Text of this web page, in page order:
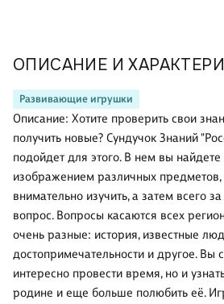
ОПИСАНИЕ И
Развивающие игрушки
Описание: Хотите проверить свои
получить новые? Сундучок Знаний
подойдет для этого. В нем вы найдете
изображением различных
внимательно изучить, а затем всего
вопрос. Вопросы касаются всех
очень разные: история, известные
достопримечательности и другое. Вы
интересно провести время, но и
родине и еще больше полюбить её.